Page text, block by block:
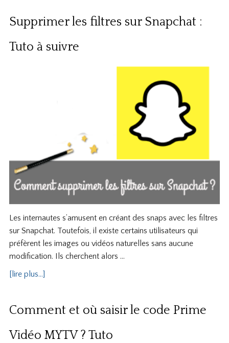
Supprimer les filtres sur Snapchat :
Tuto à suivre
Les internautes s’amusent en créant des snaps avec les filtres
sur Snapchat. Toutefois, il existe certains utilisateurs qui
préfèrent les images ou vidéos naturelles sans aucune
modification. Ils cherchent alors …
[lire plus...]
Comment et où saisir le code Prime
Vidéo MYTV ? Tuto